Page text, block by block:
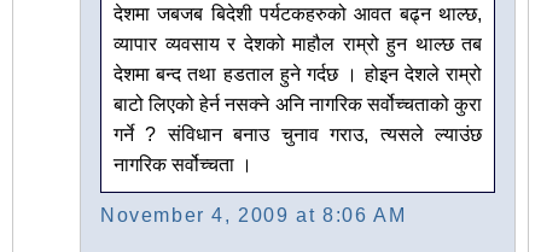
देशमा जबजब बिदेशी पर्यटकहरुको आवत बढ्न थाल्छ,
व्यापार व्यवसाय र देशको माहौल राम्रो हुन थाल्छ तब
देशमा बन्द तथा हडताल हुने गर्दछ । होइन देशले राम्रो
बाटो लिएको हेर्न नसक्ने अनि नागरिक सर्वोच्चताको कुरा
गर्ने ? संविधान बनाउ चुनाव गराउ, त्यसले ल्याउंछ
नागरिक सर्वोच्चता ।
November 4, 2009 at 8:06 AM